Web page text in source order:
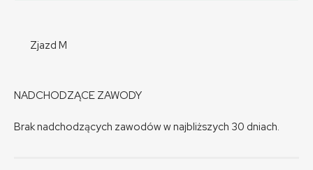
Zjazd M
NADCHODZĄCE ZAWODY
Brak nadchodzących zawodów w najbliższych 30 dniach.